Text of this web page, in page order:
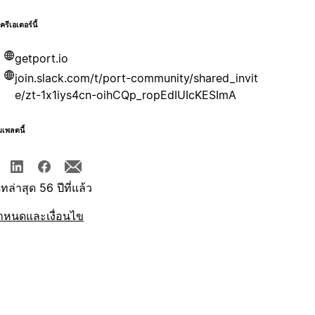
รีเอเตอร์นี้
getport.io
join.slack.com/t/port-community/shared_invit
e/zt-1x1iys4cn-oihCQp_ropEdIUIcKESImA
เพลตนี้
ทล่าสุด 56 ปีที่แล้ว
นดและเงื่อนไข